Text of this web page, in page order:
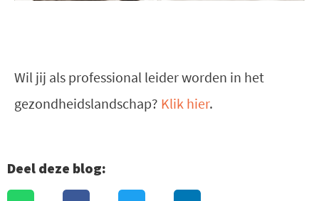
Wil jij als professional leider worden in het
gezondheidslandschap? Klik hier.
Deel deze blog: